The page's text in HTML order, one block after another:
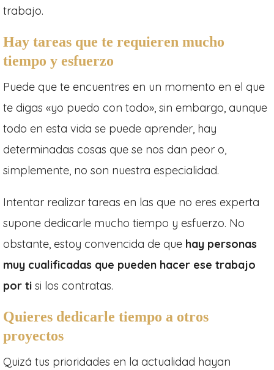
trabajo.
Hay tareas que te requieren mucho
tiempo y esfuerzo
Puede que te encuentres en un momento en el que
te digas «yo puedo con todo», sin embargo, aunque
todo en esta vida se puede aprender, hay
determinadas cosas que se nos dan peor o,
simplemente, no son nuestra especialidad.
Intentar realizar tareas en las que no eres experta
supone dedicarle mucho tiempo y esfuerzo. No
obstante, estoy convencida de que hay personas
muy cualificadas que pueden hacer ese trabajo
por ti si los contratas.
Quieres dedicarle tiempo a otros
proyectos
Quizá tus prioridades en la actualidad hayan